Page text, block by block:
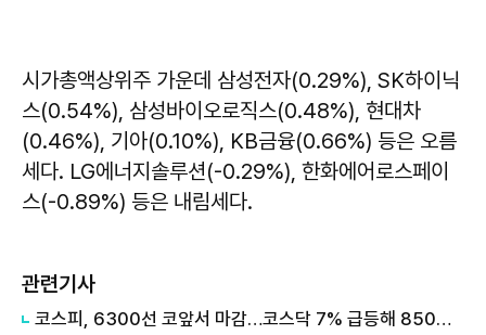
시가총액상위주 가운데 삼성전자(0.29%), SK하이닉
스(0.54%), 삼성바이오로직스(0.48%), 현대차
(0.46%), 기아(0.10%), KB금융(0.66%) 등은 오름
세다. LG에너지솔루션(-0.29%), 한화에어로스페이
스(-0.89%) 등은 내림세다.
관련기사
코스피, 6300선 코앞서 마감…코스닥 7% 급등해 850선 안착